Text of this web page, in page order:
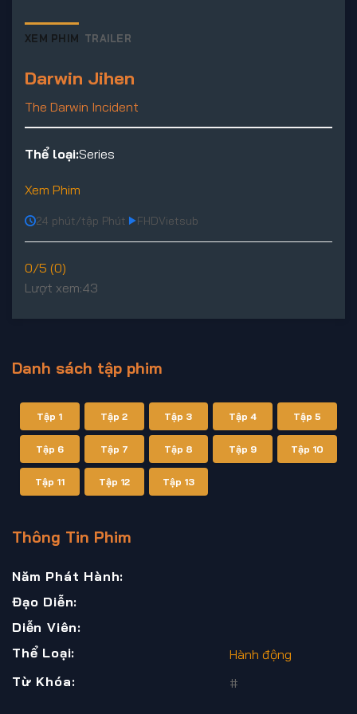
XEM PHIM TRAILER
Darwin Jihen
The Darwin Incident
Thể loại:Series
Xem Phim
24 phút/tập Phút FHDVietsub
0/5 (0)
Lượt xem:43
Danh sách tập phim
Tập 1 Tập 2 Tập 3 Tập 4 Tập 5
Tập 6 Tập 7 Tập 8 Tập 9 Tập 10
Tập 11 Tập 12 Tập 13
Thông Tin Phim
Năm Phát Hành:
Đạo Diễn:
Diễn Viên:
Thể Loại:
Hành động
Từ Khóa:
#